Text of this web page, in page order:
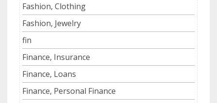
Fashion, Clothing
Fashion, Jewelry
fin
Finance, Insurance
Finance, Loans
Finance, Personal Finance